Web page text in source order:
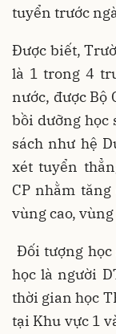
tuyển trước
Được biết,
là 1 trong 4
nước, được Bộ
bồi dưỡng học
sách như hệ
xét tuyển
CP nhằm
vùng cao,
Đối tượng
học là người
thời gian học
tại Khu vực 1